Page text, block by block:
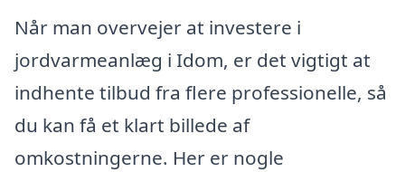
Når man overvejer at investere i
jordvarmeanlæg i Idom, er det vigtigt at
indhente tilbud fra flere professionelle, så
du kan få et klart billede af
omkostningerne. Her er nogle